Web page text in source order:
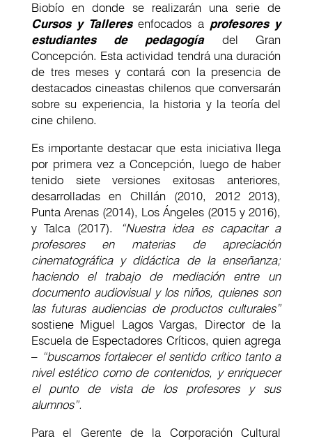
Biobío en donde se realizarán una serie de
Cursos y Talleresenfocados a profesores y
estudiantes de pedagogíadel Gran
Concepción. Esta actividad tendrá una duración
de tres meses y contará con la presencia de
destacados cineastas chilenos que conversarán
sobre su experiencia, la historia y la teoría del
cine chileno.
Es importante destacar que esta iniciativa llega
por primera vez a Concepción, luego de haber
tenido siete versiones exitosas anteriores,
desarrolladas en Chillán (2010, 2012 2013),
Punta Arenas (2014), Los Ángeles (2015 y 2016),
y Talca (2017).
“Nuestra idea es capacitar a
profesores en materias de apreciación
cinematográfica y didáctica de la enseñanza;
haciendo el trabajo de mediación entre un
documento audiovisual y los niños, quienes son
las futuras audiencias de productos culturales”
sostiene Miguel Lagos Vargas, Director de la
Escuela de Espectadores Críticos, quien agrega
– “buscamos fortalecer el sentido crítico tanto a
nivel estético como de contenidos, y enriquecer
el punto de vista de los profesores y sus
alumnos”.
Para el Gerente de la Corporación Cultural